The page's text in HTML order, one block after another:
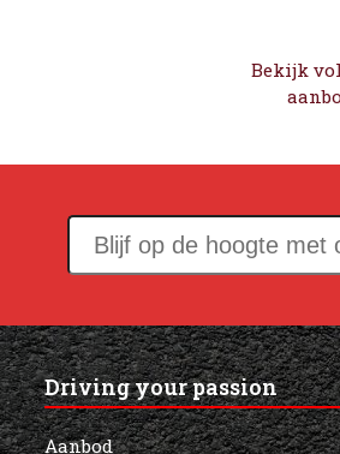
Bekijk
Blijf
op
hoogte
met
onze
Driving your passion
Aanbod